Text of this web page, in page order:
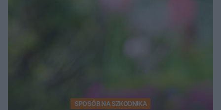
SPOSÓB NA SZKODNIKA